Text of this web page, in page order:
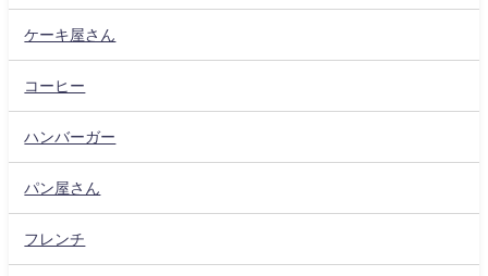
ケーキ屋さん
コーヒー
ハンバーガー
パン屋さん
フレンチ